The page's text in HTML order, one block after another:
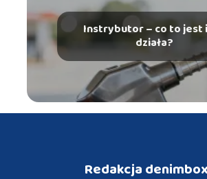
Instrybutor – co to jest
działa?
Redakcja